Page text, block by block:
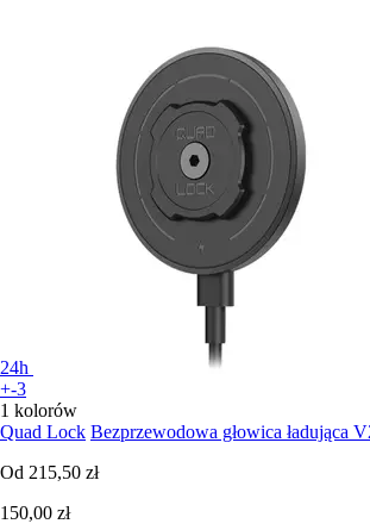
24h
+-3
1 kolorów
Quad Lock Bezprzewodowa głowica ładująca
Od 215,50 zł
150,00 zł